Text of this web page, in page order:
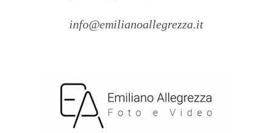
info@emilianoallegrezza.it